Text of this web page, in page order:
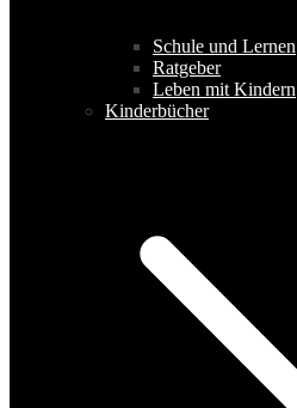
Schule und Lernen
Ratgeber
Leben mit Kindern
Kinderbücher